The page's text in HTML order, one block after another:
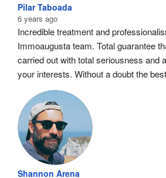
Pilar Taboada
6 years ago
Incredible treatment and
Immoaugusta team. Total guarantee
carried out with total seriousness and
your interests. Without a doubt the
Shannon Arena